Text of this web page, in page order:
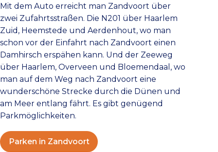
Mit dem Auto erreicht man Zandvoort über
zwei Zufahrtsstraßen. Die N201 über Haarlem
Zuid, Heemstede und Aerdenhout, wo man
schon vor der Einfahrt nach Zandvoort einen
Damhirsch erspähen kann. Und der Zeeweg
über Haarlem, Overveen und Bloemendaal, wo
man auf dem Weg nach Zandvoort eine
wunderschöne Strecke durch die Dünen und
am Meer entlang fährt. Es gibt genügend
Parkmöglichkeiten.
Parken in Zandvoort